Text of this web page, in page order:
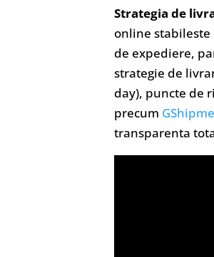
Strategia de
online
de expediere,
strategie de
day), puncte de
precum
transparenta